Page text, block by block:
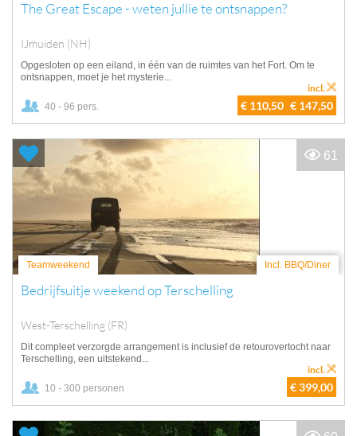
The Great Escape - weten jullie te ontsnappen?
IJmuiden (NH)
Opgesloten op een eiland, in één van de ruimtes van het Fort. Om te
ontsnappen, moet je het mysterie...
40 - 96 pers. € 110,50 € 147,50
incl.
Teamweekend Incl. BBQ/Diner
Bedrijfsuitje weekend op Terschelling
West-Terschelling (FR)
Dit compleet verzorgde arrangement is inclusief de retourovertocht naar
Terschelling, een uitstekend...
10 - 300 personen € 399,00
incl.
61